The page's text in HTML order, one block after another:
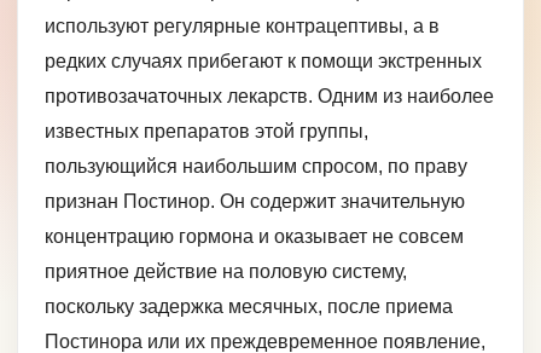
используют регулярные контрацептивы, а в
редких случаях прибегают к помощи экстренных
противозачаточных лекарств. Одним из наиболее
известных препаратов этой группы,
пользующийся наибольшим спросом, по праву
признан Постинор. Он содержит значительную
концентрацию гормона и оказывает не совсем
приятное действие на половую систему,
поскольку задержка месячных, после приема
Постинора или их преждевременное появление,